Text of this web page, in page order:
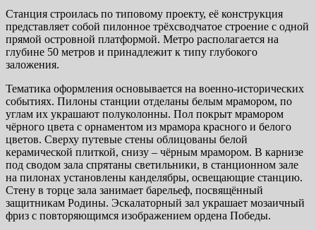
Станция строилась по типовому проекту, её конструкция
представляет собой пилонное трёхсводчатое строение с одной
прямой островной платформой. Метро располагается на
глубине 50 метров и принадлежит к типу глубокого
заложения.
Тематика оформления основывается на военно-исторических
событиях. Пилоны станции отделаны белым мрамором, по
углам их украшают полуколонны. Пол покрыт мрамором
чёрного цвета с орнаментом из мрамора красного и белого
цветов. Сверху путевые стены облицованы белой
керамической плиткой, снизу – чёрным мрамором. В карнизе
под сводом зала спрятаны светильники, в станционном зале
на пилонах установлены канделябры, освещающие станцию.
Стену в торце зала занимает барельеф, посвящённый
защитникам Родины. Эскалаторный зал украшает мозаичный
фриз с повторяющимся изображением ордена Победы.